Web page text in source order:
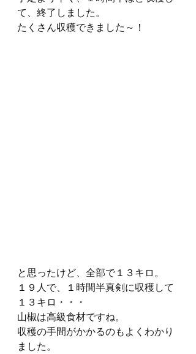
て、終了しました。
たくさん収穫できました～！
と思ったけど、全部で１３キロ。
１９人で、１時間半真剣に収穫して
１３キロ・・・
山椒は高級食材ですね。
収穫の手間がかかるのもよくわかり
ました。